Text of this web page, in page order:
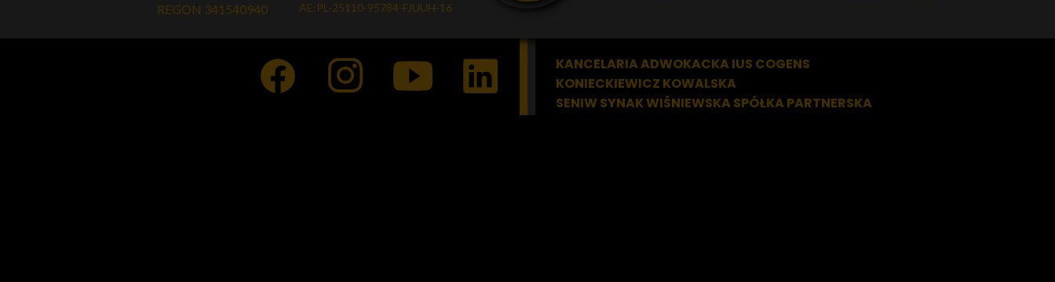
KANCELARIA ADWOKACKAIUS COGENS
KONIECKIEWICZ KOWALSKA
SENIW SYNAK WIŚNIEWSKA SPÓŁKA PARTNERSKA
REGON 341540940 AE:PL-25110-95784-FJUUH-16